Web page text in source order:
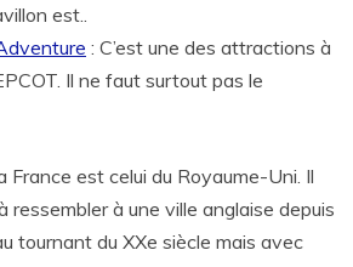
est..
: C’est une des attractions à
Il ne faut surtout pas le
France est celui du Royaume-Uni. Il
ressembler à une ville anglaise depuis
tournant du XXe siècle mais avec